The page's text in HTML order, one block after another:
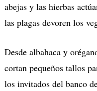
abejas y las hierbas
las plagas devoren los
Desde albahaca y
cortan pequeños tallos
los invitados del banco